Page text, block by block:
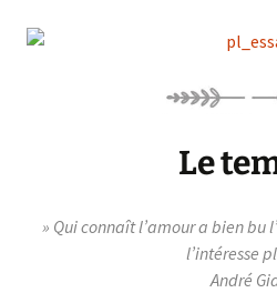
Le
» Qui connaît l’amour a bien bu
l’intéresse
André